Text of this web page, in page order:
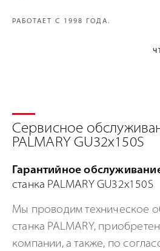
РАБОТАЕТ С 1998 ГОДА.
Сервисное
PALMARY GU32x150S
Гарантийное
станка PALMARY GU32x150S
Мы проводим техническое
станка PALMARY,
компании, а также, по